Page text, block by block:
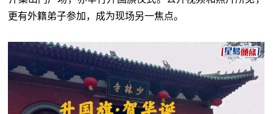
更有外籍弟子参加，成为现场另一焦点。